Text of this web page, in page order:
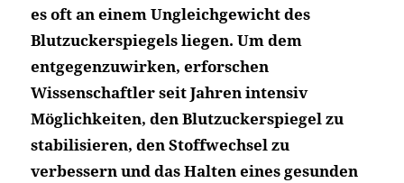
es oft an einem Ungleichgewicht des
Blutzuckerspiegels liegen. Um dem
entgegenzuwirken, erforschen
Wissenschaftler seit Jahren intensiv
Möglichkeiten, den Blutzuckerspiegel zu
stabilisieren, den Stoffwechsel zu
verbessern und das Halten eines gesunden